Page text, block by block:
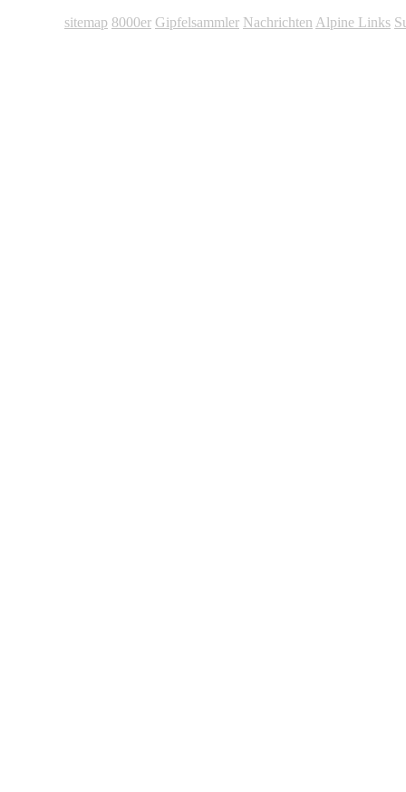
sitemap 8000er Gipfelsammler Nachrichten Alpine Links